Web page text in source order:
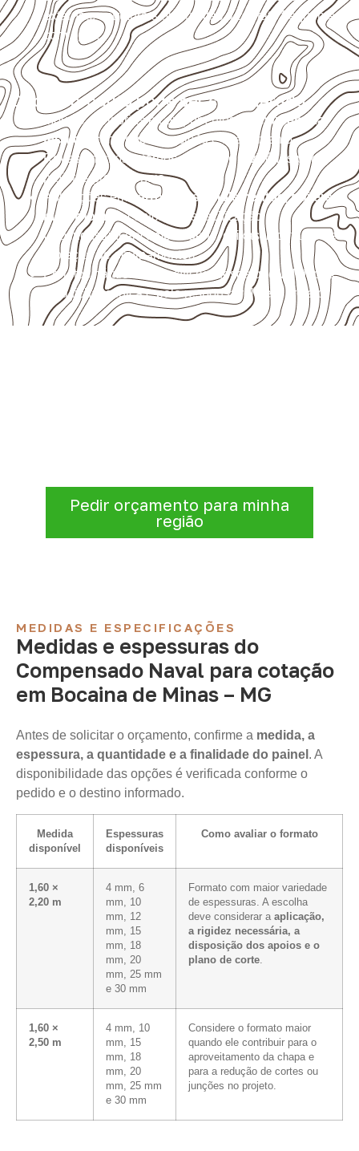
externas, estruturais ou sujeitas a contato frequente
com água.
Onde o produto pode ser considerado
Móveis, divisórias e componentes de
marcenaria
técnica
, conforme exposição e acabamento.
Revestimentos internos, painéis e divisórias para
projetos profissionais.
Aplicações em
carrocerias, implementos, trailers e
motorhomes, conforme especificação.
Uso industrial em embalagens, caixas, montagem e
proteção de equipamentos.
Projetos náuticos específicos, desde que validados
pela ficha técnica e pelo responsável pelo projeto.
Pedir orçamento para minha
região
MEDIDAS E ESPECIFICAÇÕES
Medidas e espessuras do
Compensado Naval para cotação
em Bocaina de Minas – MG
Antes de solicitar o orçamento, confirme a medida, a
espessura, a quantidade e a finalidade do painel . A
disponibilidade das opções é verificada conforme o
pedido e o destino informado.
Medida
disponível
Espessuras
disponíveis
Como avaliar o formato
1,60 ×
2,20 m
4 mm, 6
mm, 10
mm, 12
mm, 15
mm, 18
mm, 20
mm, 25 mm
e 30 mm
Formato com maior variedade
de espessuras. A escolha
deve considerar a aplicação,
a rigidez necessária, a
disposição dos apoios e o
plano de corte.
1,60 ×
2,50 m
4 mm, 10
mm, 15
mm, 18
mm, 20
mm, 25 mm
e 30 mm
Considere o formato maior
quando ele contribuir para o
aproveitamento da chapa e
para a redução de cortes ou
junções no projeto.